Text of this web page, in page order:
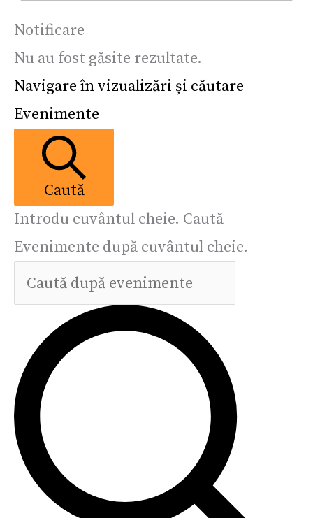
Notificare
Nu au fost găsite rezultate.
Navigare în vizualizări și căutare
Evenimente
Caută
Introdu cuvântul cheie. Caută
Evenimente după cuvântul cheie.